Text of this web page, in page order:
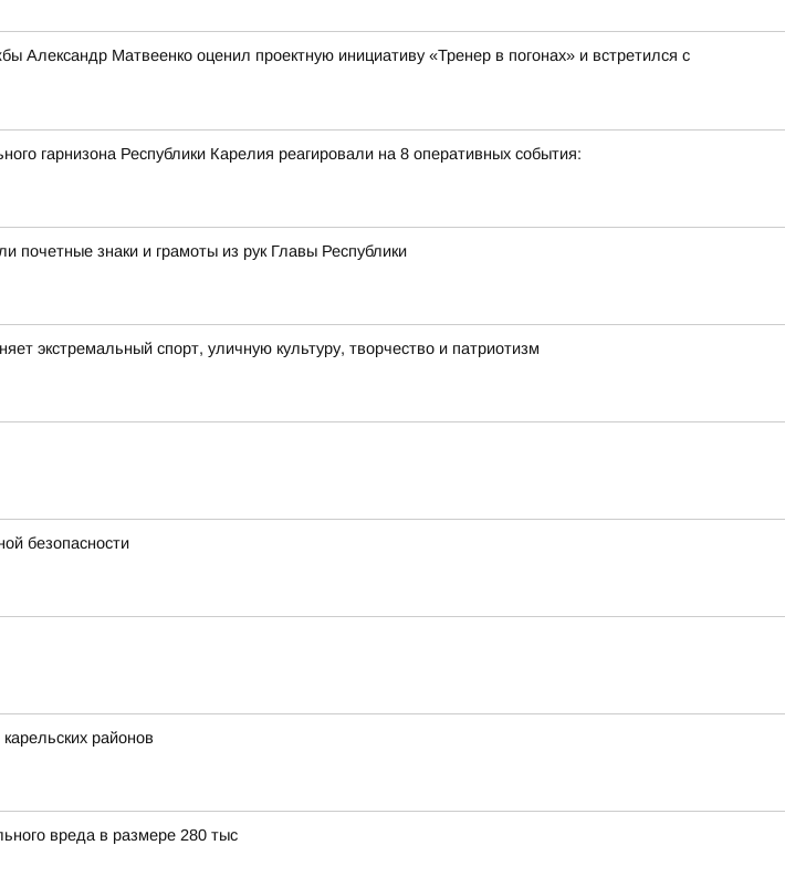
Александр Матвеенко оценил проектную инициативу «Тренер в погонах» и встретился с
гарнизона Республики Карелия реагировали на 8 оперативных события:
почетные знаки и грамоты из рук Главы Республики
экстремальный спорт, уличную культуру, творчество и патриотизм
безопасности
районов
вреда в размере 280 тыс